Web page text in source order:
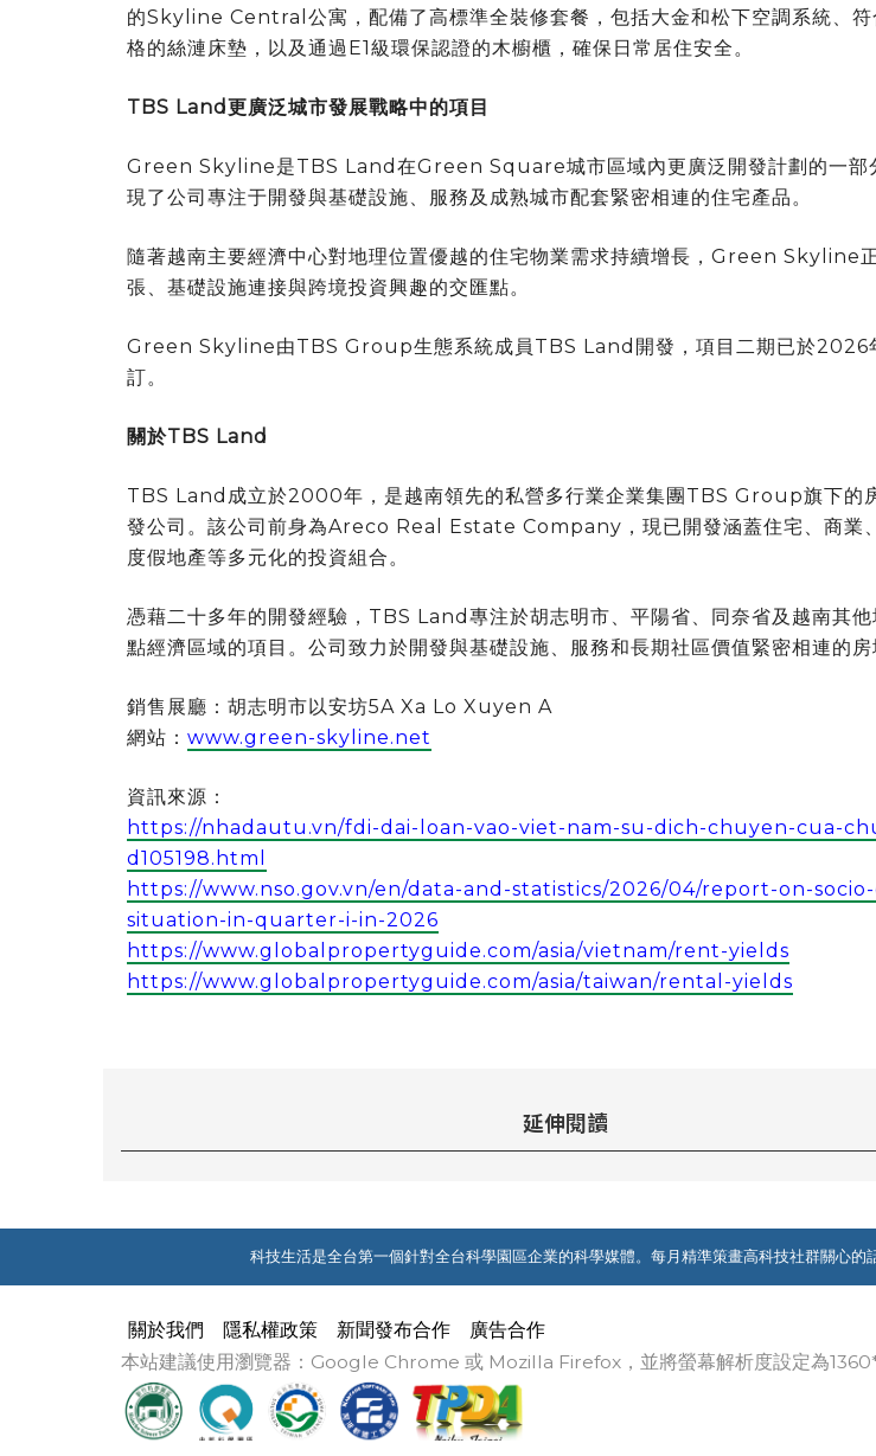
的Skyline Central公寓，配備了高標準全裝修套餐，包括大金和松下空調系統、符
格的絲漣床墊，以及通過E1級環保認證的木櫥櫃，確保日常居住安全。
TBS Land更廣泛城市發展戰略中的項目
Green Skyline是TBS Land在Green Square城市區域內更廣泛開發計劃的一部
現了公司專注于開發與基礎設施、服務及成熟城市配套緊密相連的住宅產品。
隨著越南主要經濟中心對地理位置優越的住宅物業需求持續增長，Green Skyline
張、基礎設施連接與跨境投資興趣的交匯點。
Green Skyline由TBS Group生態系統成員TBS Land開發，項目二期已於2026
訂。
關於TBS Land
TBS Land成立於2000年，是越南領先的私營多行業企業集團TBS Group旗下的
發公司。該公司前身為Areco Real Estate Company，現已開發涵蓋住宅、商業
度假地產等多元化的投資組合。
憑藉二十多年的開發經驗，TBS Land專注於胡志明市、平陽省、同奈省及越南其
點經濟區域的項目。公司致力於開發與基礎設施、服務和長期社區價值緊密相連的房
銷售展廳：胡志明市以安坊5A Xa Lo Xuyen A
網站： www.green-skyline.net
資訊來源：
https://nhadautu.vn/fdi-dai-loan-vao-viet-nam-su-dich-chuyen-cua-
d105198.html
https://www.nso.gov.vn/en/data-and-statistics/2026/04/report-on-
situation-in-quarter-i-in-2026
https://www.globalpropertyguide.com/asia/vietnam/rent-yields
https://www.globalpropertyguide.com/asia/taiwan/rental-yields
延伸閱讀
科技生活是全台第一個針對全台科學園區企業的科學媒體。每月精準策畫高科技社群關心的
關於我們 隱私權政策 新聞發布合作
廣告合作
本站建議使用瀏覽器：Google Chrome 或 Mozilla Firefox，並將螢幕解析度設定為